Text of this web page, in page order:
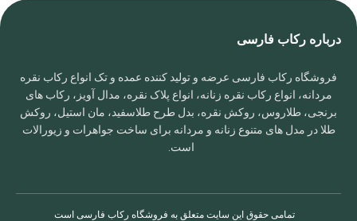
درباره رکاب فارسی
فروشگاه رکاب فارسی عرضه و تولید کننده عمده و تک انواع رکاب نقره
مردانه، انواع رکاب نقره زنانه، انواع پلاک نقره، مدال آویز، رکاب های
برنجی، طلاروس، روکش نقره، بدل طرح طلاسفید، مان استیل، روکش
طلا در مدل های متنوع زنانه و مردانه برای ساخت جواهرات و زیورالات
است.
تمامی حقوق این سایت متعلق به فروشگاه رکاب فارسی است